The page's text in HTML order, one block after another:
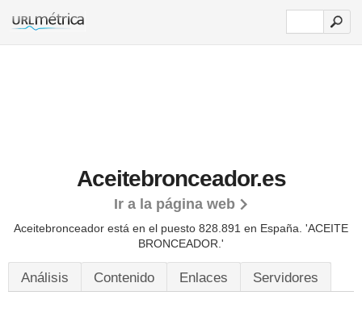
Aceitebronceador.es
Ir a la página web
Aceitebronceador está en el puesto 828.891 en España. 'ACEITE
BRONCEADOR.'
Análisis Contenido Enlaces Servidores